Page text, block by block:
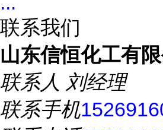
联系我们
山东信恒化工有限
联系人 刘经理
联系手机